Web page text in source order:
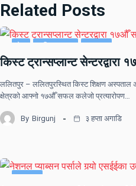
Related Posts
किस्ट ट्रान्सप्लान्ट
ललितपुर – ललितपुरस्थित किस्ट शिक्षण अस्पताल
क्षेत्रको आफ्नो १७औँ सफल कलेजो प्रत्यारोपण…
By Birgunj ३ हप्ता अगाडि